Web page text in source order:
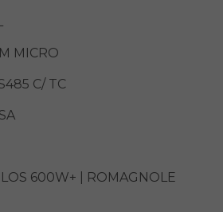
MICRO
C/ TC
600W+ | ROMAGNOLE